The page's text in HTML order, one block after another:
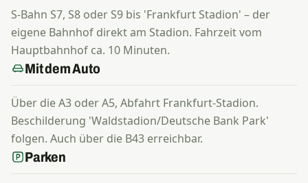
S-Bahn S7, S8 oder S9 bis 'Frankfurt Stadion' – der
eigene Bahnhof direkt am Stadion. Fahrzeit vom
Hauptbahnhof ca. 10 Minuten.
Mit dem Auto
Über die A3 oder A5, Abfahrt Frankfurt-Stadion.
Beschilderung 'Waldstadion/Deutsche Bank Park'
folgen. Auch über die B43 erreichbar.
Parken